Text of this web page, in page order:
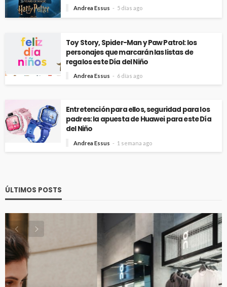
Andrea Essus 5 días ago
Toy Story, Spider-Man y Paw Patrol: los
personajes que marcarán las listas de
regalos este Día del Niño
Andrea Essus 6 días ago
Entretención para ellos, seguridad para los
padres: la apuesta de Huawei para este Día
del Niño
Andrea Essus 1 semana ago
ÚLTIMOS POSTS